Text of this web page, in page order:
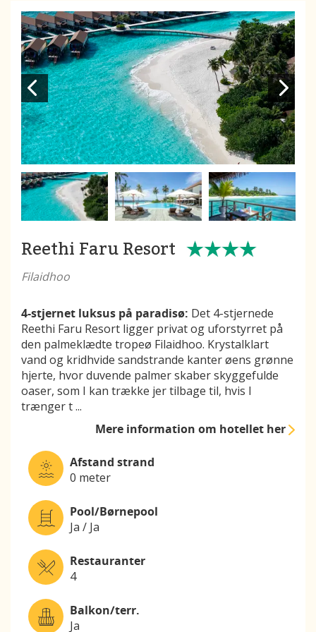
Reethi Faru Resort
Filaidhoo
4-stjernet luksus på paradisø: Det 4-stjernede
Reethi Faru Resort ligger privat og uforstyrret på
den palmeklædte tropeø Filaidhoo. Krystalklart
vand og kridhvide sandstrande kanter øens grønne
hjerte, hvor duvende palmer skaber skyggefulde
oaser, som I kan trække jer tilbage til, hvis I
trænger t...
Mere informationom hotellet her
Afstand strand
0 meter
Pool/Børnepool
Ja / Ja
Restauranter
4
Balkon/terr.
Ja